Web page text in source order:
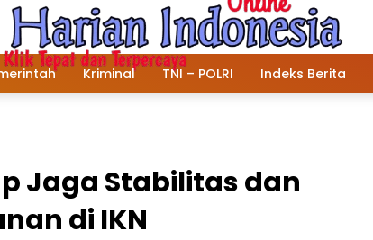
Kriminal TNI – POLRI Indeks Berita
Jaga Stabilitas dan
di IKN